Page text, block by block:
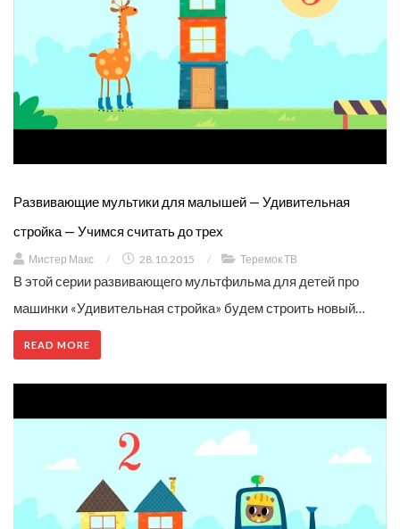
Развивающие мультики для малышей — Удивительная
стройка — Учимся считать до трех
Мистер Макс / 28.10.2015 / Теремок ТВ
В этой серии развивающего мультфильма для детей про
машинки «Удивительная стройка» будем строить новый…
READ MORE